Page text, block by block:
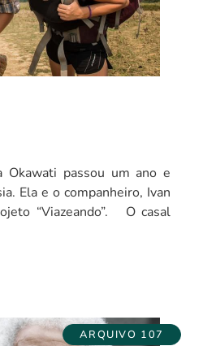
Okawati passou um ano e
Ela e o companheiro, Ivan
“Viazeando”. O casal
ARQUIVO 107